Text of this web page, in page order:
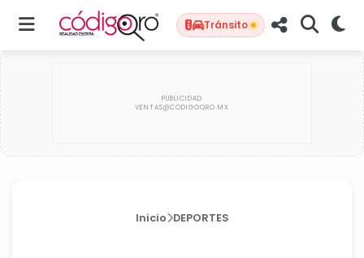
Tránsito
Inicio DEPORTES